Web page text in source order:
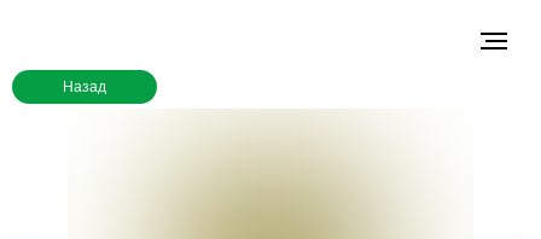
Назад